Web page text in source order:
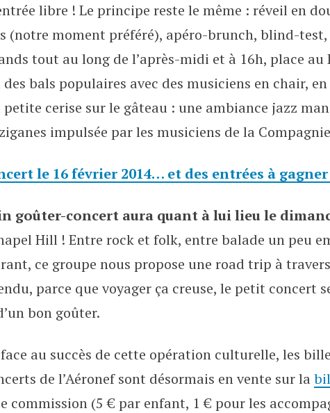
libre ! Le principe reste le même : réveil en
(notre moment préféré), apéro-brunch, blind-
tout au long de l’après-midi et à 16h, place au
bals populaires avec des musiciens en chair, en
cerise sur le gâteau : une ambiance jazz
impulsée par les musiciens de la
le 16 février 2014… et des entrées à
goûter-concert aura quant à lui lieu le
Hill ! Entre rock et folk, entre balade un peu
ce groupe nous propose une road trip à
parce que voyager ça creuse, le petit concert
bon goûter.
au succès de cette opération culturelle, les
de l’Aéronef sont désormais en vente sur la
commission (5 € par enfant, 1 € pour les